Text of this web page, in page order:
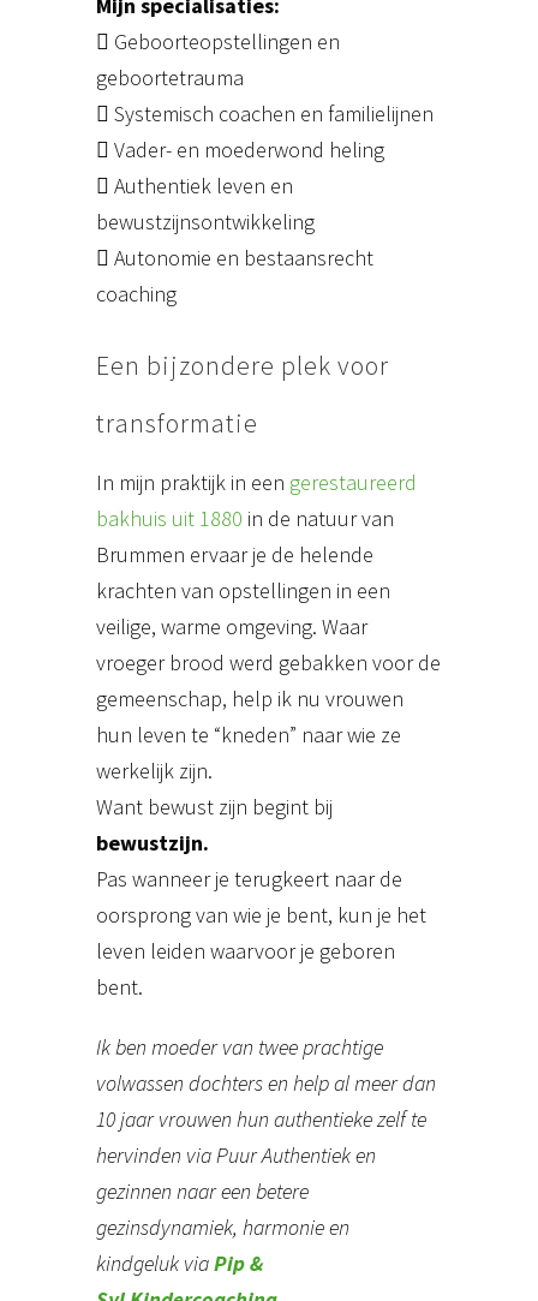
 Geboorteopstellingen en
geboortetrauma
 Systemisch coachen en familielijnen
 Vader- en moederwond heling
 Authentiek leven en
bewustzijnsontwikkeling
 Autonomie en bestaansrecht
coaching
Een bijzondere plek voor
transformatie
In mijn praktijk in een gerestaureerd
bakhuis uit 1880 in de natuur van
Brummen ervaar je de helende
krachten van opstellingen in een
veilige, warme omgeving. Waar
vroeger brood werd gebakken voor de
gemeenschap, help ik nu vrouwen
hun leven te “kneden” naar wie ze
werkelijk zijn.
Want bewust zijn begint bij
bewustzijn.
Pas wanneer je terugkeert naar de
oorsprong van wie je bent, kun je het
leven leiden waarvoor je geboren
bent.
Ik ben moeder van twee prachtige
volwassen dochters en help al meer dan
10 jaar vrouwen hun authentieke zelf te
hervinden via Puur Authentiek en
gezinnen naar een betere
gezinsdynamiek, harmonie en
kindgeluk viaPip &